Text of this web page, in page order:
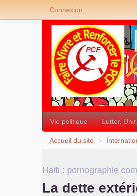
Vie politique Lutter,
Accueil du site >
Haiti : pornographie
La dette
Connexion